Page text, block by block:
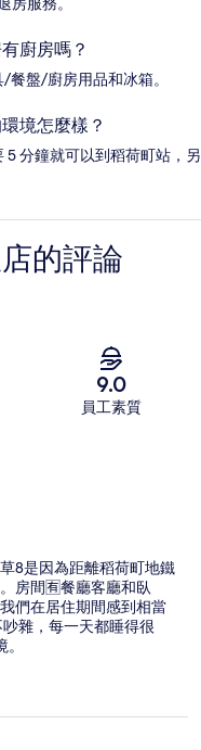
廚房嗎？
盤/廚房用品和冰箱。
境怎麼樣？
分鐘就可以到稻荷町站，另
的評論
9.0
員工素質
8是因為距離稻荷町地鐵
房間🈶餐廳客廳和臥
們在居住期間感到相當
雜，每一天都睡得很